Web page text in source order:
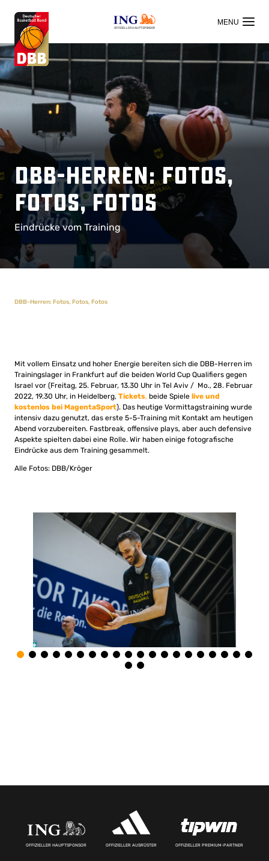
OFFIZIELLER HAUPTSPONSOR
DBB-Herren: Fotos,
Fotos, Fotos
Eindrücke vom Training
DBB-Herren: Fotos, Fotos, Fotos
Mit vollem Einsatz und hoher Energie bereiten sich die DBB-Herren im
Trainingslager in Frankfurt auf die beiden World Cup Qualifiers gegen
Israel vor (Freitag, 25. Februar, 13.30 Uhr in Tel Aviv / Mo., 28. Februar
2022, 19.30 Uhr, in Heidelberg, Tickets, beide Spiele live und
kostenlos bei MagentaSport). Das heutige Vormittagstraining wurde
intensiv dazu genutzt, das erste 5-5-Training mit Kontakt am heutigen
Abend vorzubereiten. Fastbreak, offensive plays, aber auch defensive
Aspekte spielten dabei eine Rolle. Wir haben einige fotografische
Eindrücke aus dem Training gesammelt.
Alle Fotos: DBB/Kröger
OFFIZIELLER HAUPTSPONSOR OFFIZIELLER AUSRÜSTER OFFIZIELLER PREMIUM-PARTNER